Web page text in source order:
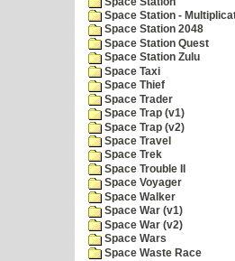
Space Station -
Space Station 2048
Space Station Quest
Space Station Zulu
Space Taxi
Space Thief
Space Trader
Space Trap (v1)
Space Trap (v2)
Space Travel
Space Trek
Space Trouble II
Space Voyager
Space Walker
Space War (v1)
Space War (v2)
Space Wars
Space Waste Race